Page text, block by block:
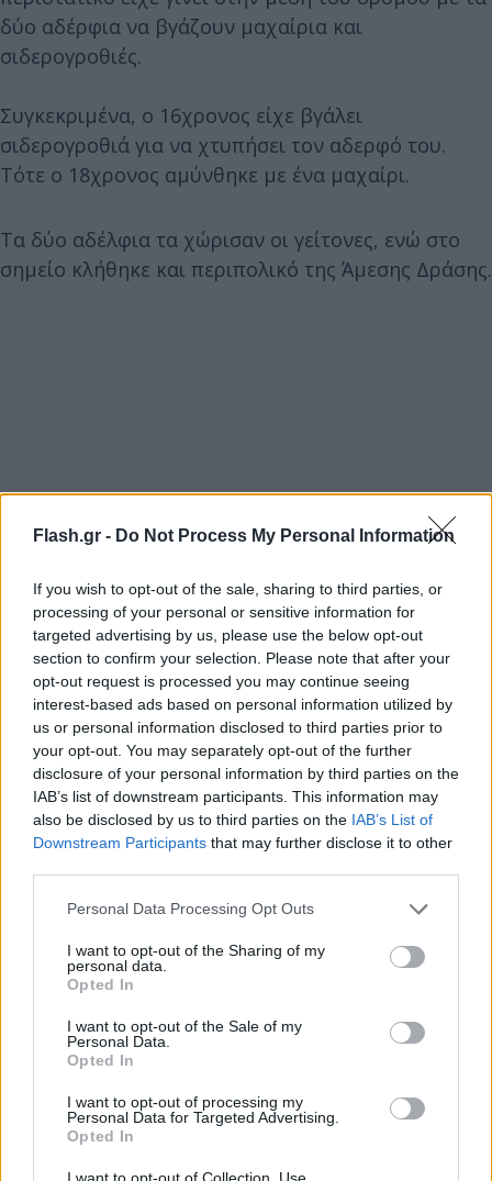
Flash.gr - Do Not Process My Personal Information
If you wish to opt-out of the sale, sharing to third parties, or
processing of your personal or sensitive information for
targeted advertising by us, please use the below opt-out
section to confirm your selection. Please note that after your
opt-out request is processed you may continue seeing
interest-based ads based on personal information utilized by
us or personal information disclosed to third parties prior to
your opt-out. You may separately opt-out of the further
disclosure of your personal information by third parties on the
IAB’s list of downstream participants. This information may
also be disclosed by us to third parties on the IAB’s List of
Downstream Participants that may further disclose it to other
Please note that this website/app uses one or more Google
not limited to your visit or usage behaviour. You may click to
grant or deny consent to Google and its third-party tags to
use your data for below specified purposes in below Google
consent section.
Personal Data Processing Opt Outs
I want to opt-out of the Sharing of my
personal data.
Opted In
I want to opt-out of the Sale of my
Personal Data.
Opted In
I want to opt-out of processing my
Personal Data for Targeted Advertising.
Opted In
I want to opt-out of Collection, Use,
δύο αδέρφια να βγάζουν μαχαίρια και
σιδερογροθιές.
Συγκεκριμένα, ο 16χρονος είχε βγάλει
σιδερογροθιά για να χτυπήσει τον αδερφό του.
Τότε ο 18χρονος αμύνθηκε με ένα μαχαίρι.
Τα δύο αδέλφια τα χώρισαν οι γείτονες, ενώ στο
σημείο κλήθηκε και περιπολικό της Άμεσης Δράσης.
Ομολόγησε ο 18χρονος
ατόμων που βρίσκονταν μέσα στο σπίτι τη στιγμή
του εγκλήματος και συγκεκριμένα της μητέρας, του
18χρονου αδελφού του, της γιαγιάς και μιας